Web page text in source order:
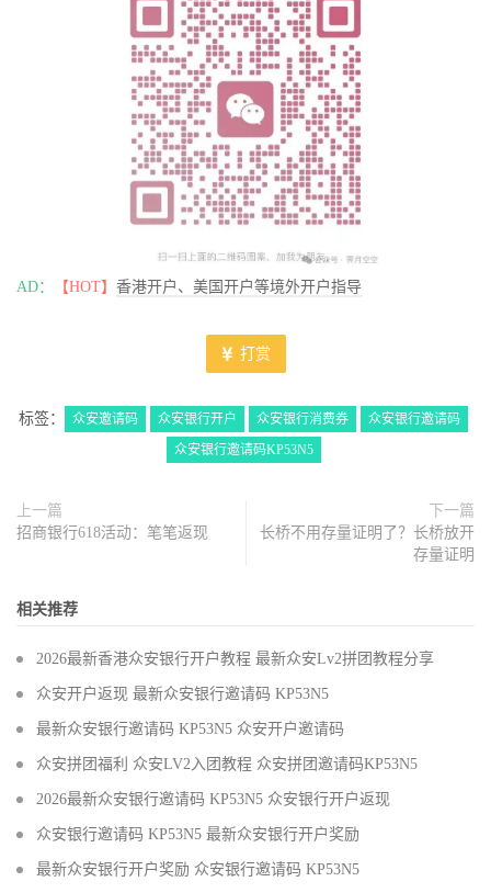
AD： 【HOT】 香港开户、美国开户等境外开户指导
打赏
标签： 众安邀请码 众安银行开户 众安银行消费券
众安银行邀请码
众安银行邀请码KP53N5
上一篇
招商银行618活动：笔笔返现
下一篇
长桥不用存量证明了？长桥放开
存量证明
相关推荐
2026最新香港众安银行开户教程 最新众安Lv2拼团教程分享
众安开户返现 最新众安银行邀请码 KP53N5
最新众安银行邀请码 KP53N5 众安开户邀请码
众安拼团福利 众安LV2入团教程 众安拼团邀请码KP53N5
2026最新众安银行邀请码 KP53N5 众安银行开户返现
众安银行邀请码 KP53N5 最新众安银行开户奖励
最新众安银行开户奖励 众安银行邀请码 KP53N5